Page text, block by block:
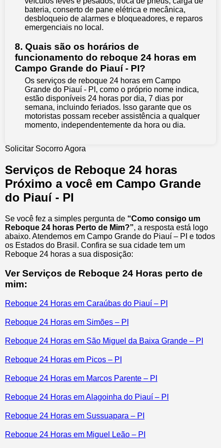
bateria, conserto de pane elétrica e mecânica,
desbloqueio de alarmes e bloqueadores, e reparos
emergenciais no local.
8. Quais são os horários de
funcionamento do reboque 24 horas em
Campo Grande do Piauí - PI?
Os serviços de reboque 24 horas em Campo
Grande do Piauí - PI, como o próprio nome indica,
estão disponíveis 24 horas por dia, 7 dias por
semana, incluindo feriados. Isso garante que os
motoristas possam receber assistência a qualquer
momento, independentemente da hora ou dia.
Solicitar Socorro Agora
Serviços de Reboque 24 horas
Próximo a você em Campo Grande
do Piauí - PI
Se você fez a simples pergunta de “Como consigo um
Reboque 24 horas Perto de Mim?”, a resposta está logo
abaixo. Atendemos em Campo Grande do Piauí – PI e todos
os Estados do Brasil. Confira se sua cidade tem um
Reboque 24 horas a sua disposição:
Ver Serviços de Reboque 24 Horas perto de
mim:
Reboque 24 Horas em Caraúbas do Piauí – PI
Reboque 24 Horas em Simões – PI
Reboque 24 Horas em São Miguel da Baixa Grande – PI
Reboque 24 Horas em Picos – PI
Reboque 24 Horas em Marcos Parente – PI
Reboque 24 Horas em Alagoinha do Piauí – PI
Reboque 24 Horas em Sussuapara – PI
Reboque 24 Horas em Miguel Leão – PI